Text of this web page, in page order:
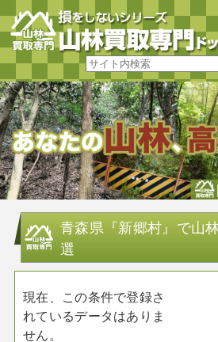
青森県『新郷村』で山
選
現在、この条件で登録さ
れているデータはありま
せん。